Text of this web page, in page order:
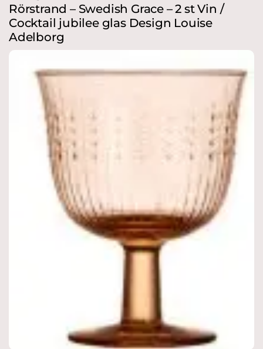
Rörstrand – Swedish Grace – 2 st Vin /
Cocktail jubilee glas Design Louise
Adelborg